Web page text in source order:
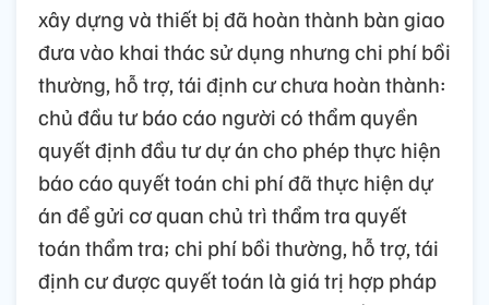
xây dựng và thiết bị đã hoàn thành bàn giao
đưa vào khai thác sử dụng nhưng chi phí bồi
thường, hỗ trợ, tái định cư chưa hoàn thành:
chủ đầu tư báo cáo người có thẩm quyền
quyết định đầu tư dự án cho phép thực hiện
báo cáo quyết toán chi phí đã thực hiện dự
án để gửi cơ quan chủ trì thẩm tra quyết
toán thẩm tra; chi phí bồi thường, hỗ trợ, tái
định cư được quyết toán là giá trị hợp pháp